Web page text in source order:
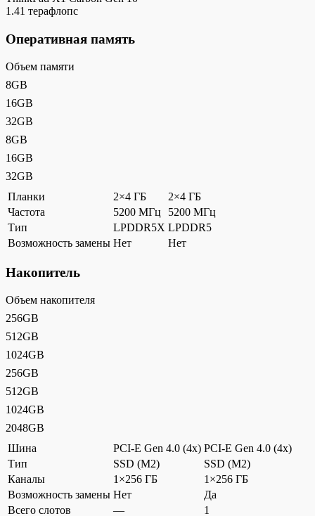
1.41 терафлопс
Оперативная память
Объем памяти
8GB
16GB
32GB
8GB
16GB
32GB
Планки
2×4 ГБ
2×4 ГБ
Частота
5200 МГц
5200 МГц
Тип
LPDDR5X LPDDR5
Возможность замены Нет Нет
Накопитель
Объем накопителя
256GB
512GB
1024GB
256GB
512GB
1024GB
2048GB
Шина
PCI-E Gen 4.0 (4x) PCI-E Gen 4.0 (4x)
Тип
SSD (M2)
SSD (M2)
Каналы
1×256 ГБ
1×256 ГБ
Возможность замены Нет
Да
Всего слотов
—
1